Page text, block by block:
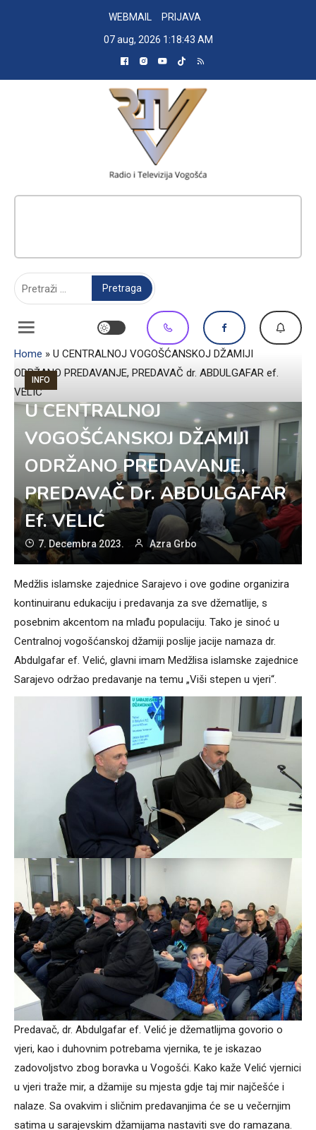
WEBMAIL
PRIJAVA
07 aug, 2026 1:18:44 AM
Home » U CENTRALNOJ VOGOŠĆANSKOJ DŽAMIJI
ODRŽANO PREDAVANJE, PREDAVAČ dr. ABDULGAFAR ef.
VELIĆ
INFO
U CENTRALNOJ
VOGOŠĆANSKOJ DŽAMIJI
ODRŽANO PREDAVANJE,
PREDAVAČ Dr. ABDULGAFAR
Ef. VELIĆ
7. Decembra 2023. Azra Grbo
Medžlis islamske zajednice Sarajevo i ove godine organizira
kontinuiranu edukaciju i predavanja za sve džematlije, s
posebnim akcentom na mlađu populaciju. Tako je sinoć u
Centralnoj vogošćanskoj džamiji poslije jacije namaza dr.
Abdulgafar ef. Velić, glavni imam Medžlisa islamske zajednice
Sarajevo održao predavanje na temu „Viši stepen u vjeri“.
Predavač, dr. Abdulgafar ef. Velić je džematlijma govorio o
vjeri, kao i duhovnim potrebama vjernika, te je iskazao
zadovoljstvo zbog boravka u Vogošći. Kako kaže Velić vjernici
u vjeri traže mir, a džamije su mjesta gdje taj mir najčešće i
nalaze. Sa ovakvim i sličnim predavanjima će se u večernjim
satima u sarajevskim džamijama nastaviti sve do ramazana.